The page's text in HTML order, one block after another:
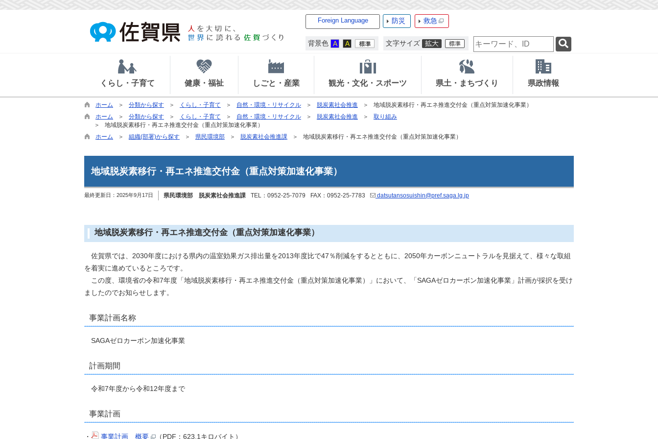
Foreign Language 防災 救急
背景色 文字サイズ
検
索
ー
ー
ド
くらし・子育て 健康・福祉 しごと・産業 観光・文化・スポーツ 県土・まちづくり 県政情報
ホーム 分類から探す くらし・子育て 自然・環境・リサイクル 脱炭素社会推進
地域脱炭素移行・再エネ推進交付金（重点対策加速化事業）
ホーム
分類から探す くらし・子育て 自然・環境・リサイクル 脱炭素社会推進
取り組み
地域脱炭素移行・再エネ推進交付金（重点対策加速化事業）
ホーム
組織(部署)から探す 県民環境部 脱炭素社会推進課 地域脱炭素移行・再エネ推進交付金（重点対策加速化事業）
地域脱炭素移行・再エネ推進交付金（重点対策加速化事業）
最終更新日： 2025年9月17日 県民環境部 脱炭素社会推進課 TEL：0952-25-7079 FAX：0952-25-7783 datsutansosuishin@pref.saga.lg.jp
地域脱炭素移行・再エネ推進交付金（重点対策加速化事業）
佐賀県では、2030年度における県内の温室効果ガス排出量を2013年度比で47％削減をするとともに、2050年カーボンニュートラルを見据えて、様々な取組
を着実に進めているところです。
この度、環境省の令和7年度「地域脱炭素移行・再エネ推進交付金（重点対策加速化事業）」において、「SAGAゼロカーボン加速化事業」計画が採択を受け
ましたのでお知らせします。
事業計画名称
SAGAゼロカーボン加速化事業
計画期間
令和7年度から令和12年度まで
事業計画
・ 事業計画 概要
（PDF：623.1キロバイト）